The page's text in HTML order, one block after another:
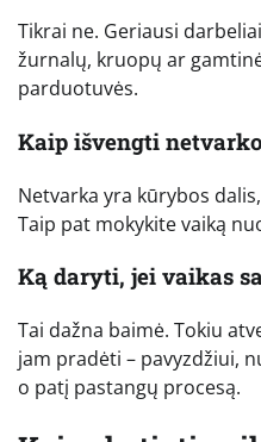
Tikrai ne. Geriausi
žurnalų, kruopų ar
parduotuvės.
Kaip išvengti
Netvarka yra kūrybos
Taip pat mokykite vaiką
Ką daryti, jei vaikas
Tai dažna baimė. Tokiu
jam pradėti – pavyzdžiui,
o patį pastangų procesą.